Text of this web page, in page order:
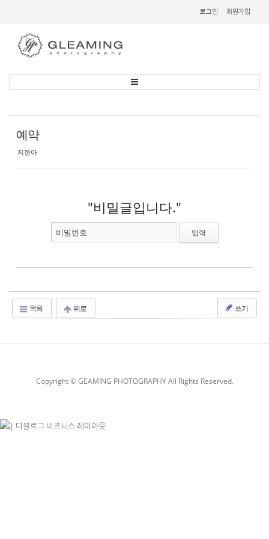
로그인 회원가입
예약
지현아
"비밀글입니다."
비밀번호
목록 위로 쓰기
Copyright © GEAMING PHOTOGRAPHY All Rights Reserved.
스케치북5
스케치북5